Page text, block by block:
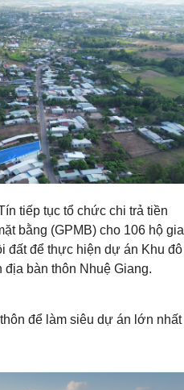
tiếp tục tổ chức chi trả tiền
bằng (GPMB) cho 106 hộ gia
đất để thực hiện dự án Khu đô
địa bàn thôn Nhuệ Giang.
để làm siêu dự án lớn nhất